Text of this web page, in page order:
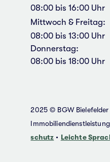
08:00 bis 16:00 Uhr
Mitt­woch & Frei­tag:
08:00 bis 13:00 Uhr
Don­ners­tag:
08:00 bis 18:00 Uhr
2025 © BGW
schutz • Leich­te